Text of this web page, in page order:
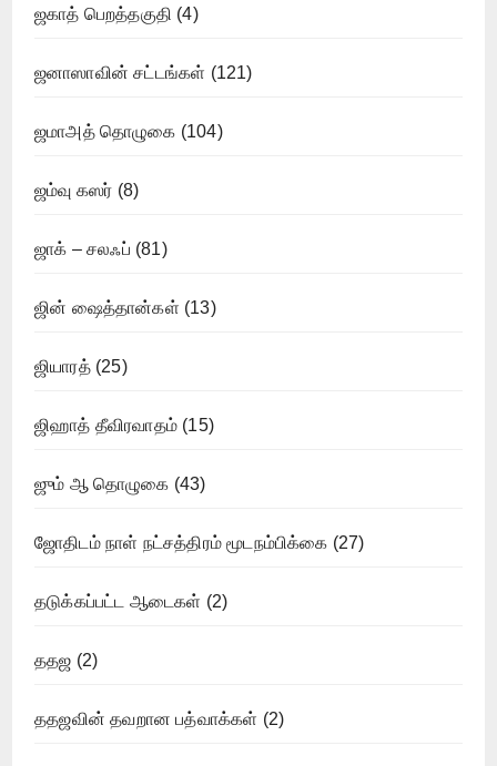
ஜகாத் பெறத்தகுதி (4)
ஜனாஸாவின் சட்டங்கள் (121)
ஜமாஅத் தொழுகை (104)
ஜம்வு கஸர் (8)
ஜாக் – சலஃப் (81)
ஜின் ஷைத்தான்கள் (13)
ஜியாரத்(25)
ஜிஹாத் தீவிரவாதம் (15)
ஜும் ஆ தொழுகை (43)
ஜோதிடம் நாள் நட்சத்திரம் மூடநம்பிக்கை (27)
தடுக்கப்பட்ட ஆடைகள் (2)
ததஜ (2)
ததஜவின் தவறான பத்வாக்கள் (2)